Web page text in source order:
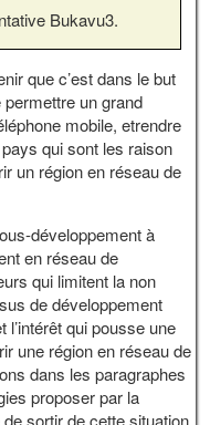
Bukavu3.
que c’est dans le but
permettre un grand
mobile, etrendre
qui sont les raison
un région en réseau de
développement à
en réseau de
qui limitent la non
de développement
qui pousse une
une région en réseau de
dans les paragraphes
proposer par la
sortir de cette situation